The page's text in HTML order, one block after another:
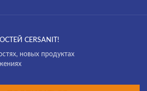
CERSANIT!
новых продуктах